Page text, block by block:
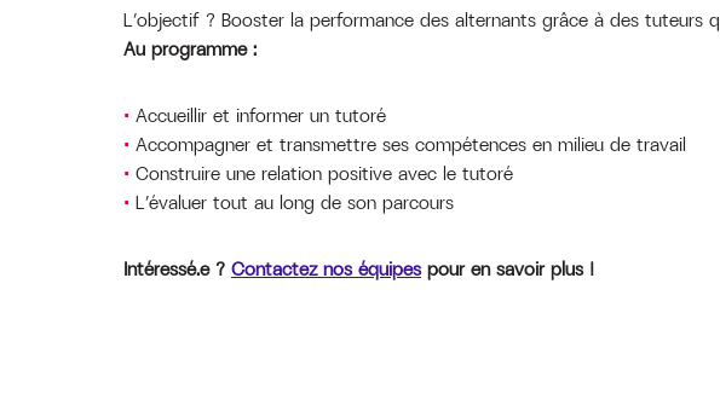
L’objectif ? Booster la performance des alternants grâce à des tuteurs
Au programme :
Accueillir et informer un tutoré
Accompagner et transmettre ses compétences en milieu de travail
Construire une relation positive avec le tutoré
L’évaluer tout au long de son parcours
Intéressé.e ? Contactez nos équipespour en savoir plus !